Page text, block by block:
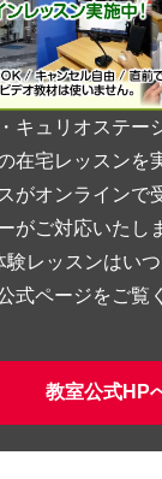
キュリオステー
在宅レッスンを
がオンラインで
がご対応いたし
験レッスンはい
式ページをご覧
教室公式HP